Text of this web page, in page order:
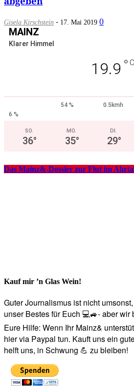
Gisela Kirschstein - 17. Mai 2019 0
MAINZ
Klarer Himmel
19.9 ° C
54 %
0.5kmh
6 %
SO.
36°
MO.
35°
DI.
29°
Das Mainz&-Dossier zur Flut im
Kauf mir ’n Glas Wein!
Guter Journalismus ist nicht
unser Bestes für Euch 💻🚙- aber wir
Eure Hilfe: Wenn Ihr Mainz&
hier via Paypal tun. Kauft uns ein
helft uns, in Schwung 💪 zu bleiben!